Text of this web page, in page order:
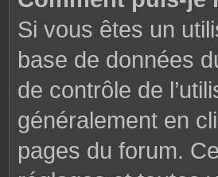
Si vous êtes un
base de données
de contrôle de
généralement en
pages du forum.